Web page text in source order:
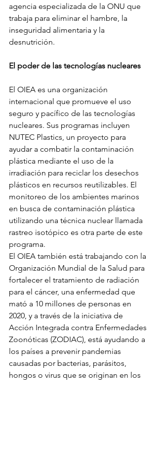
agencia especializada de la ONU que
trabaja para eliminar el hambre, la
inseguridad alimentaria y la
desnutrición.
El poder de las tecnologías nucleares
El OIEA es una organización
internacional que promueve el uso
seguro y pacífico de las tecnologías
nucleares. Sus programas incluyen
NUTEC Plastics, un proyecto para
ayudar a combatir la contaminación
plástica mediante el uso de la
irradiación para reciclar los desechos
plásticos en recursos reutilizables. El
monitoreo de los ambientes marinos
en busca de contaminación plástica
utilizando una técnica nuclear llamada
rastreo isotópico es otra parte de este
programa.
El OIEA también está trabajando con la
Organización Mundial de la Salud para
fortalecer el tratamiento de radiación
para el cáncer, una enfermedad que
mató a 10 millones de personas en
2020, y a través de la iniciativa de
Acción Integrada contra Enfermedades
Zoonóticas (ZODIAC), está ayudando a
los países a prevenir pandemias
causadas por bacterias, parásitos,
hongos o virus que se originan en los